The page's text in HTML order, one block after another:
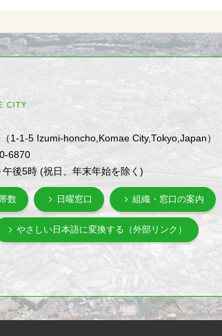
1-1-5 Izumi-honcho,Komae City,Tokyo,Japan）
6870
後5時 (祝日、年末年始を除く)
数 日曜窓口 組織・窓口の案内
やさしい日本語に変換する（外部リンク）